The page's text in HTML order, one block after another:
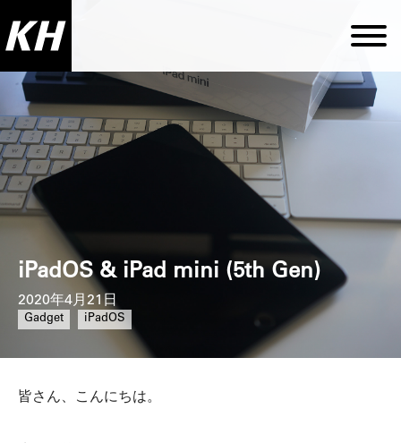
iPadOS & iPad mini (5th Gen)
2020年4月21日
Gadget iPadOS
皆さん、こんにちは。